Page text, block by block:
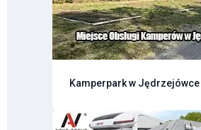
Kamperpark w Jędrzejówce